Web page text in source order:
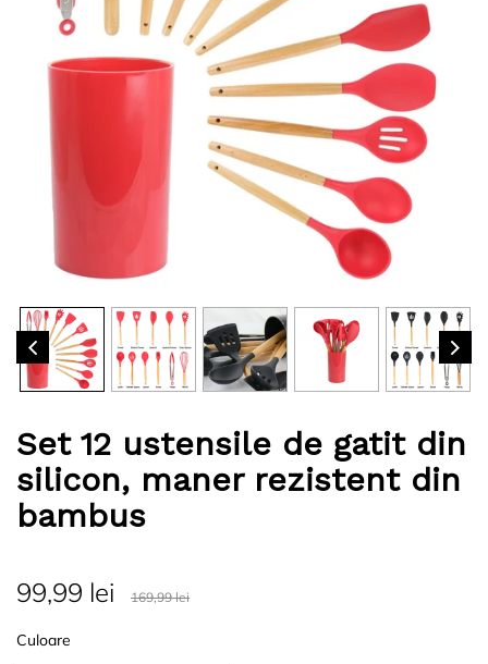
Set 12 ustensile de gatit din
silicon, maner rezistent din
bambus
99,99 lei 169,99 lei
Culoare